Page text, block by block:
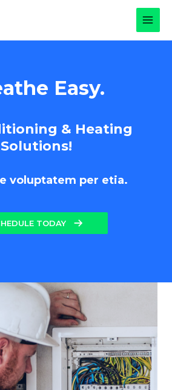
Easy.
& Heating
Solutions!
voluptatem per etia.
TODAY